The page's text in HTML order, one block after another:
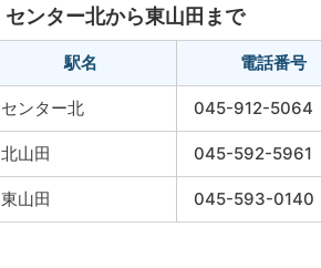
センター北から東山田まで
駅名 電話番号
センター北 045-912-5064
北山田 045-592-5961
東山田 045-593-0140